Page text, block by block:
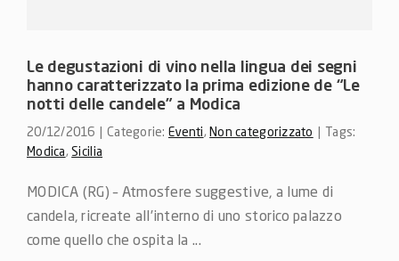
Le degustazioni di vino nella lingua dei segni
hanno caratterizzato la prima edizione de “Le
notti delle candele” a Modica
20/12/2016 | Categorie: Eventi,Non categorizzato | Tags:
Modica,Sicilia
MODICA (RG) – Atmosfere suggestive, a lume di
candela, ricreate all’interno di uno storico palazzo
come quello che ospita la ...